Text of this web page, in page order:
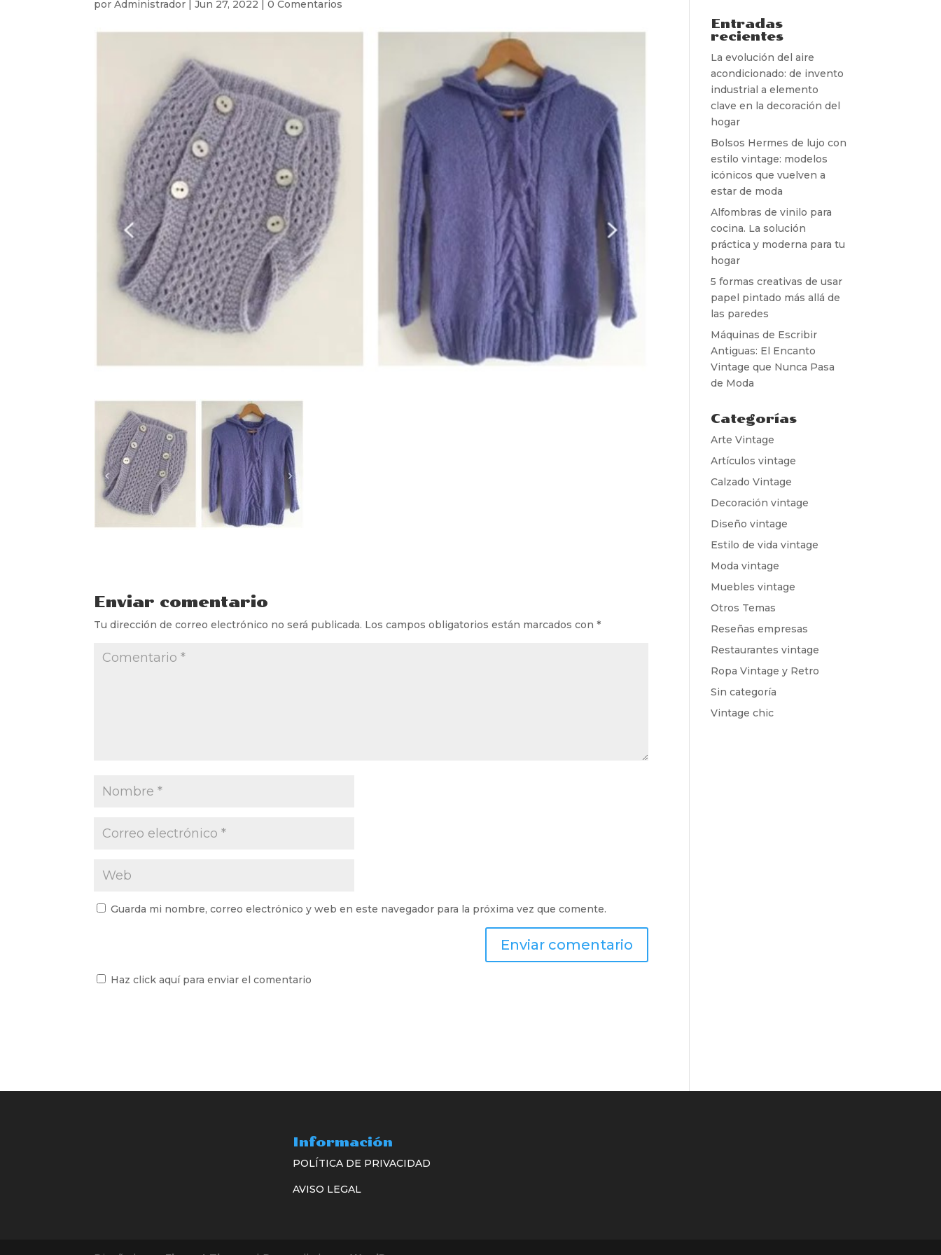
porAdministrador |Jun 27, 2022 |0 Comentarios
Enviar comentario
Tu dirección de correo electrónico no será publicada. Los campos obligatorios están marcados con*
Guarda mi nombre, correo electrónico y web en este navegador para la próxima vez que comente.
Haz click aquí para enviar el comentario
Entradas
recientes
La evolución del aire
acondicionado: de invento
industrial a elemento
clave en la decoración del
hogar
Bolsos Hermes de lujo con
estilo vintage: modelos
icónicos que vuelven a
estar de moda
Alfombras de vinilo para
cocina. La solución
práctica y moderna para tu
hogar
5 formas creativas de usar
papel pintado más allá de
las paredes
Máquinas de Escribir
Antiguas: El Encanto
Vintage que Nunca Pasa
de Moda
Categorías
Arte Vintage
Artículos vintage
Calzado Vintage
Decoración vintage
Diseño vintage
Estilo de vida vintage
Moda vintage
Muebles vintage
Otros Temas
Reseñas empresas
Restaurantes vintage
Ropa Vintage y Retro
Sin categoría
Vintage chic
Información
POLÍTICA DE PRIVACIDAD
AVISO LEGAL